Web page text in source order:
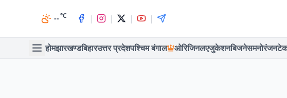
--°C | | | |
होमझारखण्डबिहारउत्तर प्रदेशपश्चिम बंगाल ओरिजिनलएजुकेशनबिजनेसमनोरंजन